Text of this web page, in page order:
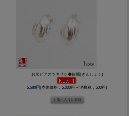
お米ピアスツキサシ◆銀燭(ぎんしょく)
5,500円(本体価格：5,000円 + 消費税：500円)